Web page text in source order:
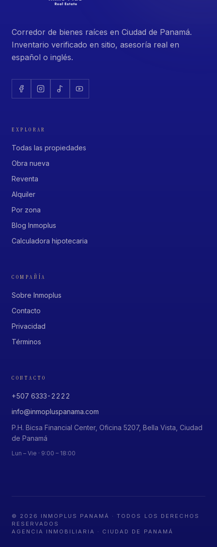
Corredor de bienes raíces en Ciudad de Panamá.
Inventario verificado en sitio, asesoría real en
español o inglés.
EXPLORAR
Todas las propiedades
Obra nueva
Reventa
Alquiler
Por zona
Blog Inmoplus
Calculadora hipotecaria
COMPAÑÍA
Sobre Inmoplus
Contacto
Privacidad
Términos
CONTACTO
+507 6333-2222
info@inmopluspanama.com
P.H. Bicsa Financial Center, Oficina 5207, Bella Vista, Ciudad
de Panamá
Lun – Vie · 9:00 – 18:00
© 2026
INMOPLUS PANAMÁ · TODOS LOS DERECHOS
RESERVADOS
AGENCIA INMOBILIARIA · CIUDAD DE PANAMÁ